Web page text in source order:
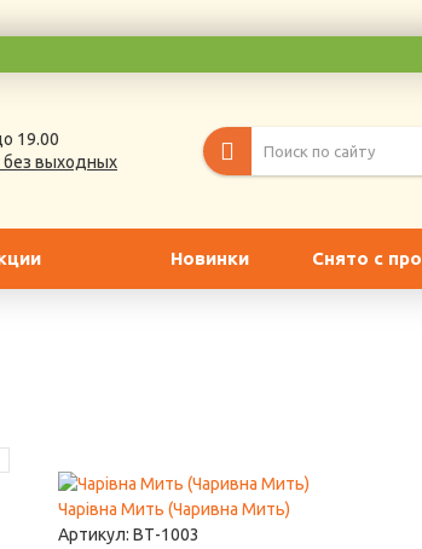
19.00
без выходных
Новинки Снято с
Чарiвна Мить (Чаривна Мить)
Артикул: ВТ-1003